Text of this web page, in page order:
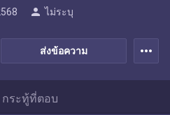
ส่งข้อความ
person ไม่ระบุ
more_horiz
กระทู้ที่ตอบ